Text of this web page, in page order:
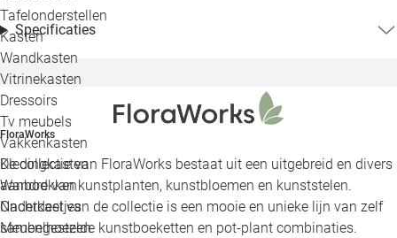
Tafelonderstellen
Kasten
Wandkasten
Vitrinekasten
Dressoirs
Tv meubels
Vakkenkasten
Kledingkasten
Wandrekken
Nachtkastjes
Meubelhoezen
Specificaties
FloraWorks
De collectie van FloraWorks bestaat uit een uitgebreid en divers
aanbod van kunstplanten, kunstbloemen en kunststelen.
Onderdeel van de collectie is een mooie en unieke lijn van zelf
samengestelde kunstboeketten en pot-plant combinaties.